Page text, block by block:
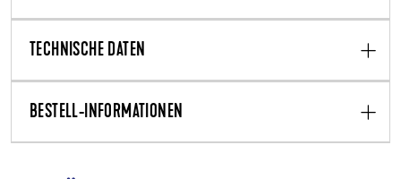
TECHNISCHE DATEN
BESTELL-INFORMATIONEN